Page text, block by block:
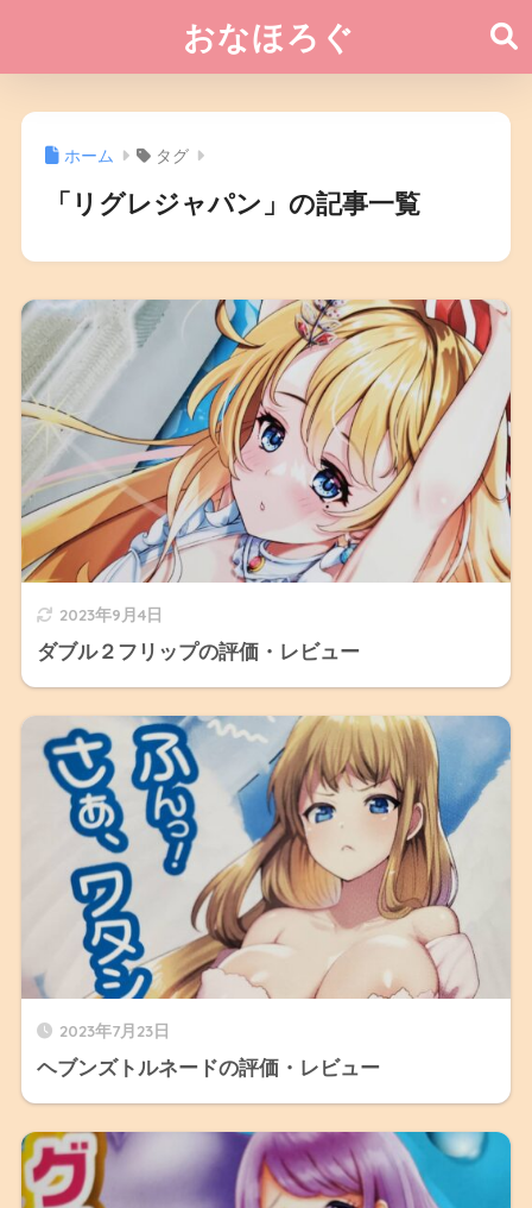
おなほろぐ
ホーム タグ
「リグレジャパン」の記事一覧
2023年9月4日
ダブル２フリップの評価・レビュー
2023年7月23日
ヘブンズトルネードの評価・レビュー